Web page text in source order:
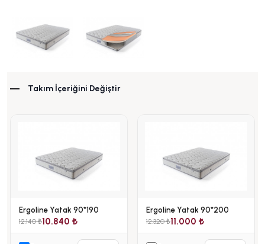
Takım İçeriğini Değiştir
Ergoline Yatak 90*190
12.140 ₺10.840 ₺
Ergoline Yatak 90*200
12.320 ₺11.000 ₺